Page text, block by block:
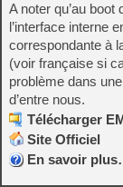
A noter qu’au
l’interface interne
correspondante à
(voir française si
problème dans
d’entre nous.
Télécharger
Site Officiel
En savoir